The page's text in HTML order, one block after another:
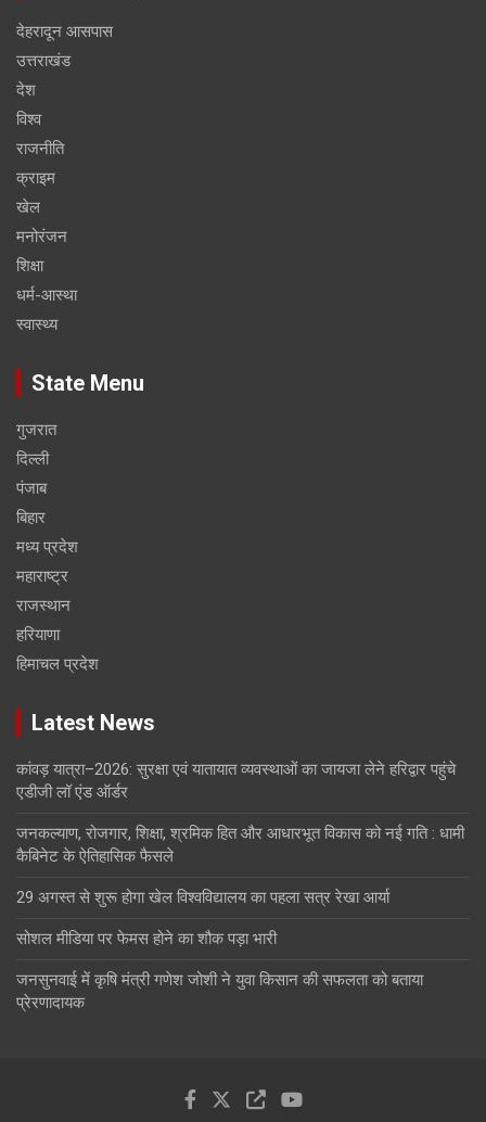
देहरादून आसपास
उत्तराखंड
देश
विश्व
राजनीति
क्राइम
खेल
मनोरंजन
शिक्षा
धर्म-आस्था
स्वास्थ्य
State Menu
गुजरात
दिल्ली
पंजाब
बिहार
मध्य प्रदेश
महाराष्ट्र
राजस्थान
हरियाणा
हिमाचल प्रदेश
Latest News
कांवड़ यात्रा–2026: सुरक्षा एवं यातायात व्यवस्थाओं का जायजा लेने हरिद्वार पहुंचे
एडीजी लॉ एंड ऑर्डर
जनकल्याण, रोजगार, शिक्षा, श्रमिक हित और आधारभूत विकास को नई गति : धामी
कैबिनेट के ऐतिहासिक फैसले
29 अगस्त से शुरू होगा खेल विश्वविद्यालय का पहला सत्र रेखा आर्या
सोशल मीडिया पर फेमस होने का शौक पड़ा भारी
जनसुनवाई में कृषि मंत्री गणेश जोशी ने युवा किसान की सफलता को बताया
प्रेरणादायक